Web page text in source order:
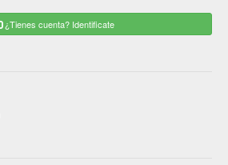
¿Tienes cuenta? Identificate